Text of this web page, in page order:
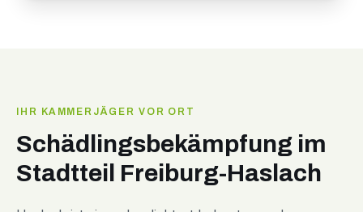
IHR KAMMERJÄGER VOR ORT
Schädlingsbekämpfung im
Stadtteil Freiburg-Haslach